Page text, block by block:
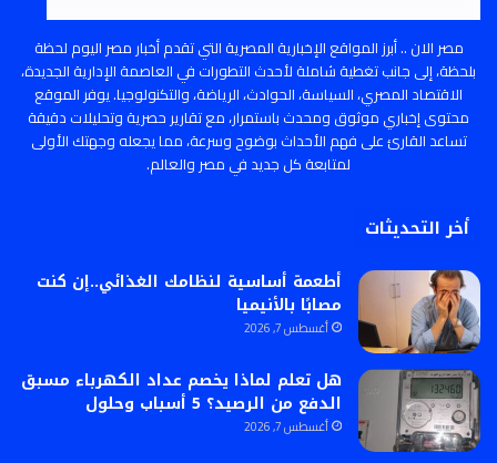
مصر الان .. أبرز المواقع الإخبارية المصرية التي تقدم أخبار مصر اليوم لحظة
بلحظة، إلى جانب تغطية شاملة لأحدث التطورات في العاصمة الإدارية الجديدة،
الاقتصاد المصري، السياسة، الحوادث، الرياضة، والتكنولوجيا. يوفر الموقع
محتوى إخباري موثوق ومحدث باستمرار، مع تقارير حصرية وتحليلات دقيقة
تساعد القارئ على فهم الأحداث بوضوح وسرعة، مما يجعله وجهتك الأولى
لمتابعة كل جديد في مصر والعالم.
أخر التحديثات
أطعمة أساسية لنظامك الغذائي..إن كنت
مصابًا بالأنيميا
أغسطس 7, 2026
هل تعلم لماذا يخصم عداد الكهرباء مسبق
الدفع من الرصيد؟ 5 أسباب وحلول
أغسطس 7, 2026